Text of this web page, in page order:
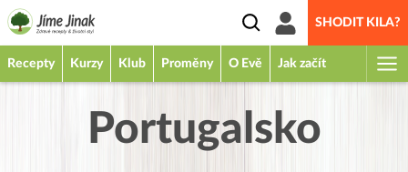
SHODIT KILA?
Recepty Kurzy Klub Proměny O Evě Jak začít
Portugalsko